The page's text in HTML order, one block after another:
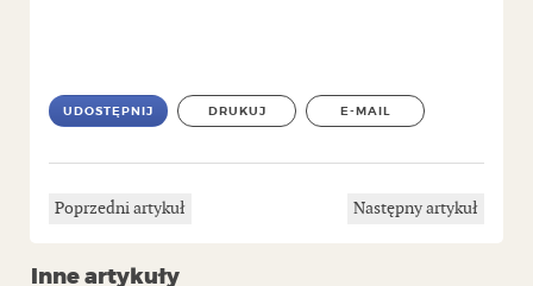
UDOSTĘPNIJ DRUKUJ E-MAIL
Poprzedni artykuł Następny artykuł
Inne artykuły